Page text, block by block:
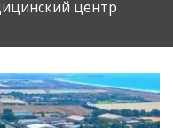
центр